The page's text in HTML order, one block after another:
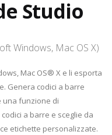
Studio
Windows, Mac OS X)
Mac OS® X e li esporta
Genera codici a barre
una funzione di
a barre e sceglie da
etichette personalizzate.